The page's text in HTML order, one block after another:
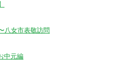
八女市表敬訪問
中元編